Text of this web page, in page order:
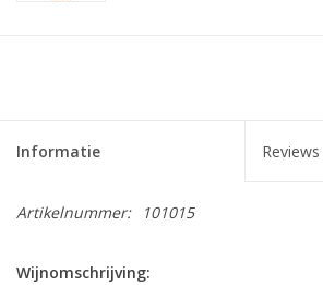
Informatie Reviews
Artikelnummer: 101015
Wijnomschrijving: